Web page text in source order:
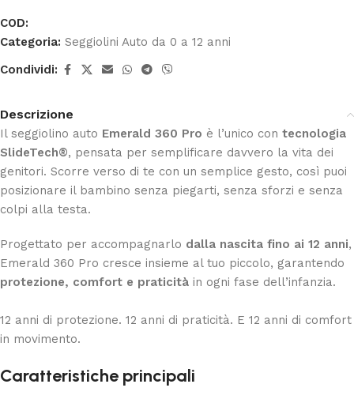
COD:
Categoria: Seggiolini Auto da 0 a 12 anni
Condividi:
Descrizione
Il seggiolino auto Emerald 360 Pro è l’unico con tecnologia
SlideTech®, pensata per semplificare davvero la vita dei
genitori. Scorre verso di te con un semplice gesto, così puoi
posizionare il bambino senza piegarti, senza sforzi e senza
colpi alla testa.
Progettato per accompagnarlo dalla nascita fino ai 12 anni,
Emerald 360 Pro cresce insieme al tuo piccolo, garantendo
protezione, comfort e praticità in ogni fase dell’infanzia.
12 anni di protezione. 12 anni di praticità. E 12 anni di comfort
in movimento.
Caratteristiche principali